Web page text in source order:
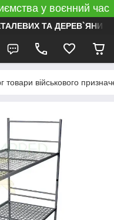
у воєнний час
ТА ДЕРЕВ`ЯНИХ
товари військового